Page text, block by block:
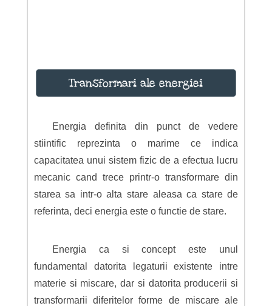
Transformari ale energiei
Energia definita din punct de vedere
stiintific reprezinta o marime ce indica
capacitatea unui sistem fizic de a efectua lucru
mecanic cand trece printr-o transformare din
starea sa intr-o alta stare aleasa ca stare de
referinta, deci energia este o functie de stare.
Energia ca si concept este unul
fundamental datorita legaturii existente intre
materie si miscare, dar si datorita producerii si
transformarii diferitelor forme de miscare ale